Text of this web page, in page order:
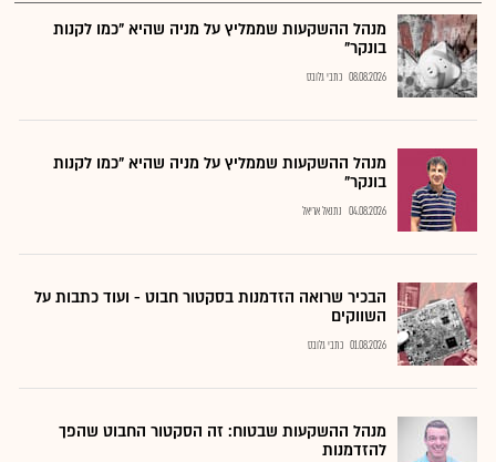
מנהל ההשקעות שממליץ על מניה שהיא "כמו לקנות
בונקר"
08.08.2026 כתבי גלובס
מנהל ההשקעות שממליץ על מניה שהיא "כמו לקנות
בונקר"
04.08.2026 נתנאל אריאל
הבכיר שרואה הזדמנות בסקטור חבוט - ועוד כתבות על
השווקים
01.08.2026 כתבי גלובס
מנהל ההשקעות שבטוח: זה הסקטור החבוט שהפך
להזדמנות